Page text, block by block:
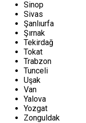
Sinop
Sivas
Şanlıurfa
Şırnak
Tekirdağ
Tokat
Trabzon
Tunceli
Uşak
Van
Yalova
Yozgat
Zonguldak